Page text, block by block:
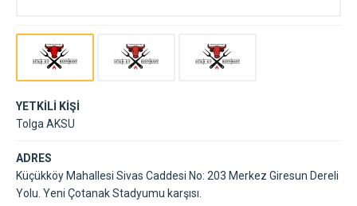
YETKİLİ KİŞİ
Tolga AKSU
ADRES
Küçükköy Mahallesi Sivas Caddesi No: 203 Merkez Giresun Dereli
Yolu. Yeni Çotanak Stadyumu karşısı.